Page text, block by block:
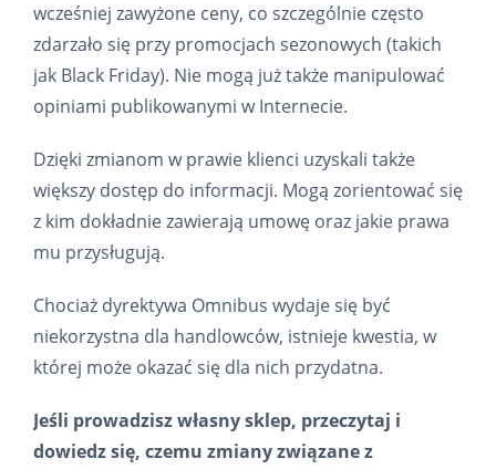
wcześniej zawyżone ceny, co szczególnie często
zdarzało się przy promocjach sezonowych (takich
jak Black Friday). Nie mogą już także manipulować
opiniami publikowanymi w Internecie.
Dzięki zmianom w prawie klienci uzyskali także
większy dostęp do informacji. Mogą zorientować się
z kim dokładnie zawierają umowę oraz jakie prawa
mu przysługują.
Chociaż dyrektywa Omnibus wydaje się być
niekorzystna dla handlowców, istnieje kwestia, w
której może okazać się dla nich przydatna.
Jeśli prowadzisz własny sklep, przeczytaj i
dowiedz się, czemu zmiany związane z